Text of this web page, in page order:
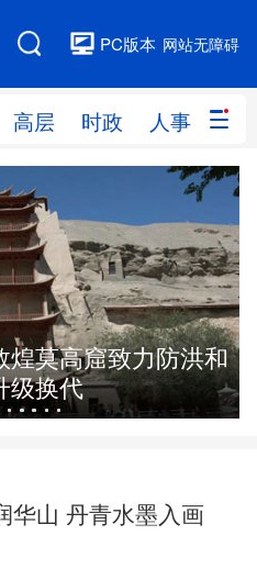
网站无障碍
PC版本
高层 时政 人事 国
地图
人事
网评 港澳
全球连线 教育
量子 体育
健康 军事
莫高窟致力防洪和
级换代
华山 丹青水墨入画